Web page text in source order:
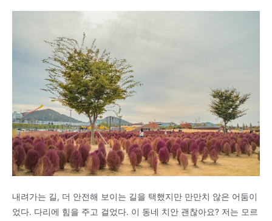
내려가는 길, 더 안전해 보이는 길을 택했지만 만만치 않은 어둠이
었다. 다리에 힘을 주고 걸었다. 이 동네 치안 괜찮아요? 저는 모르